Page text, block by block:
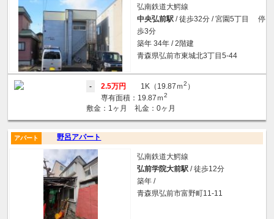
弘南鉄道大鰐線
中央弘前駅 / 徒歩32分 / 宮園5丁目 停
歩3分
築年 34年 / 2階建
青森県弘前市東城北3丁目5-44
- 2.5万円 1K（19.87ｍ2 ）
専有面積：19.87ｍ2
敷金：1ヶ月 礼金：0ヶ月
野呂アパート
アパート
弘南鉄道大鰐線
弘前学院大前駅 / 徒歩12分
築年 /
青森県弘前市富野町11-11